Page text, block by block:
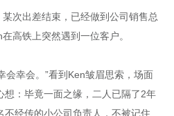
次出差结束，已经做到公司销售总
高铁上突然遇到一位客户。
会幸会。”看到Ken皱眉思索，场面
想：毕竟一面之缘，二人已隔了2年
不经传的小公司负责人，不被记住